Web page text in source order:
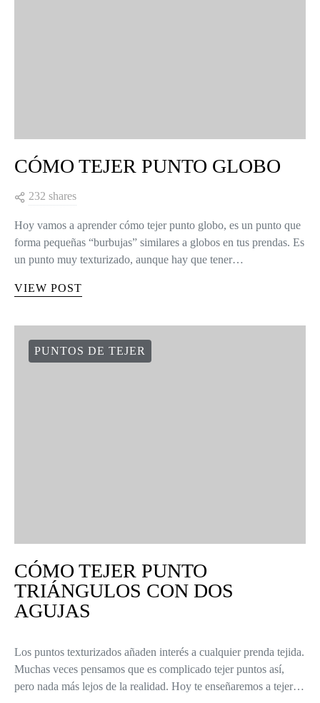
CÓMO TEJER PUNTO GLOBO
232 shares
Hoy vamos a aprender cómo tejer punto globo, es un punto que
forma pequeñas “burbujas” similares a globos en tus prendas. Es
un punto muy texturizado, aunque hay que tener…
VIEW POST
PUNTOS DE TEJER
CÓMO TEJER PUNTO
TRIÁNGULOS CON DOS
AGUJAS
Los puntos texturizados añaden interés a cualquier prenda tejida.
Muchas veces pensamos que es complicado tejer puntos así,
pero nada más lejos de la realidad. Hoy te enseñaremos a tejer…